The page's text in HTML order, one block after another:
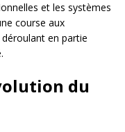
et les systèmes
course aux
en partie
du